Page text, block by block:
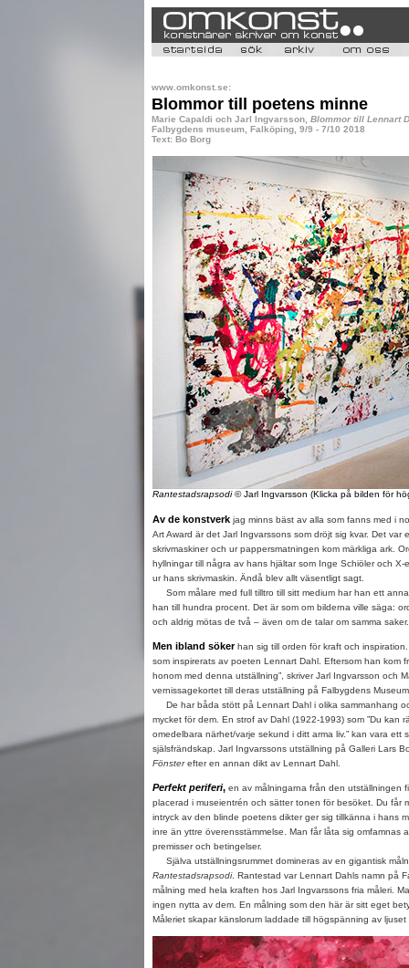
www.omkonst.se:
Blommor till poetens minne
Marie Capaldi och Jarl Ingvarsson, Blommor till Lennart
Falbygdens museum, Falköping, 9/9 - 7/10 2018
Text: Bo Borg
Rantestadsrapsodi© Jarl Ingvarsson (Klicka på bilden för
Av de konstverk jag minns bäst av alla som fanns med i
Art Award är det Jarl Ingvarssons som dröjt sig kvar. Det var
skrivmaskiner och ur pappersmatningen kom märkliga ark.
hyllningar till några av hans hjältar som Inge Schiöler och X-
ur hans skrivmaskin. Ändå blev allt väsentligt sagt.
Som målare med full tilltro till sitt medium har han ett
han till hundra procent. Det är som om bilderna ville säga:
och aldrig mötas de två – även om de talar om samma saker.
Men ibland sökerhan sig till orden för kraft och
som inspirerats av poeten Lennart Dahl. Eftersom han kom
honom med denna utställning”, skriver Jarl Ingvarsson och
vernissagekortet till deras utställning på Falbygdens
De har båda stött på Lennart Dahl i olika sammanhang
mycket för dem. En strof av Dahl (1922-1993) som ”Du kan
omedelbara närhet/varje sekund i ditt arma liv.” kan vara ett
själsfrändskap. Jarl Ingvarssons utställning på Galleri Lars
Fönsterefter en annan dikt av Lennart Dahl.
Perfekt periferi,en av målningarna från den utställningen
placerad i museientrén och sätter tonen för besöket. Du får
intryck av den blinde poetens dikter ger sig tillkänna i hans
inre än yttre överensstämmelse. Man får låta sig omfamnas
premisser och betingelser.
Själva utställningsrummet domineras av en gigantisk
Rantestadsrapsodi. Rantestad var Lennart Dahls namn på
målning med hela kraften hos Jarl Ingvarssons fria måleri.
ingen nytta av dem. En målning som den här är sitt eget
Måleriet skapar känslorum laddade till högspänning av